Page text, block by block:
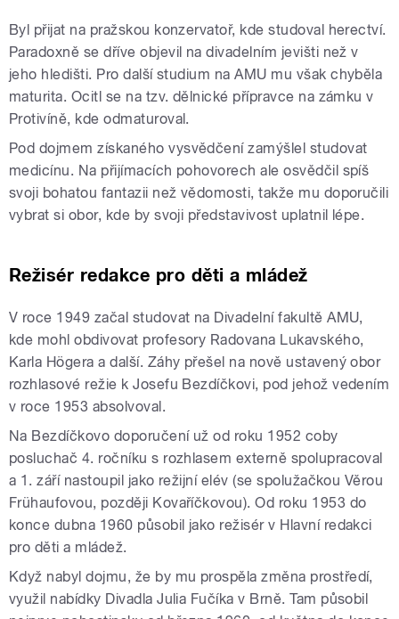
Byl přijat na pražskou konzervatoř, kde studoval herectví.
Paradoxně se dříve objevil na divadelním jevišti než v
jeho hledišti. Pro další studium na AMU mu však chyběla
maturita. Ocitl se na tzv. dělnické přípravce na zámku v
Protivíně, kde odmaturoval.
Pod dojmem získaného vysvědčení zamýšlel studovat
medicínu. Na přijímacích pohovorech ale osvědčil spíš
svoji bohatou fantazii než vědomosti, takže mu doporučili
vybrat si obor, kde by svoji představivost uplatnil lépe.
Režisér redakce pro děti a mládež
V roce 1949 začal studovat na Divadelní fakultě AMU,
kde mohl obdivovat profesory Radovana Lukavského,
Karla Högera a další. Záhy přešel na nově ustavený obor
rozhlasové režie k Josefu Bezdíčkovi, pod jehož vedením
v roce 1953 absolvoval.
Na Bezdíčkovo doporučení už od roku 1952 coby
posluchač 4. ročníku s rozhlasem externě spolupracoval
a 1. září nastoupil jako režijní elév (se spolužačkou Věrou
Frühaufovou, později Kovaříčkovou). Od roku 1953 do
konce dubna 1960 působil jako režisér v Hlavní redakci
pro děti a mládež.
Když nabyl dojmu, že by mu prospěla změna prostředí,
využil nabídky Divadla Julia Fučíka v Brně. Tam působil